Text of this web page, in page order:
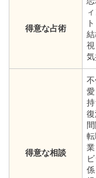
得意な占術
得意な相談